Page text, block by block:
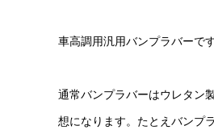
車高調用汎用バンプラバーで
通常バンプラバーはウレタン
想になります。たとえバンプ